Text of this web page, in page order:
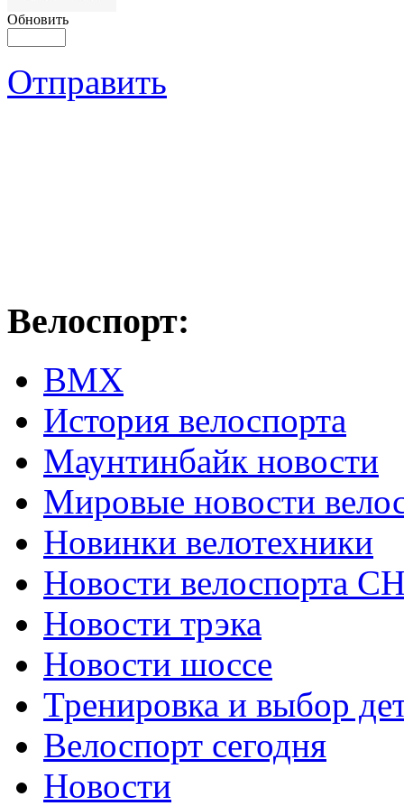
Обновить
Отправить
Велоспорт:
ВМХ
История велоспорта
Маунтинбайк новости
Мировые новости
Новинки велотехники
Новости велоспорта
Новости трэка
Новости шоссе
Тренировка и выбор
Велоспорт сегодня
Новости